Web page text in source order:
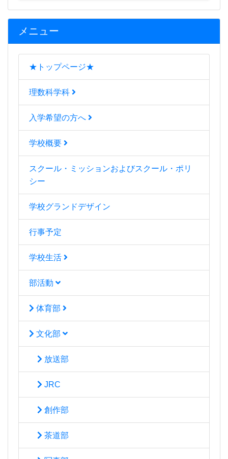
メニュー
★トップページ★
理数科学科
入学希望の方へ
学校概要
スクール・ミッションおよびスクール・ポリ
シー
学校グランドデザイン
行事予定
学校生活
部活動
体育部
文化部
放送部
JRC
創作部
茶道部